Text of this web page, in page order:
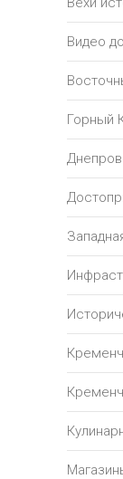
Видео
Горный